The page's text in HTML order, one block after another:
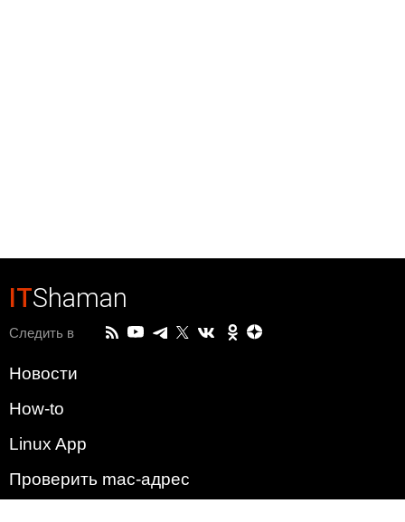
ITShaman
Следить в
Новости
How-to
Linux App
Проверить mac-адрес